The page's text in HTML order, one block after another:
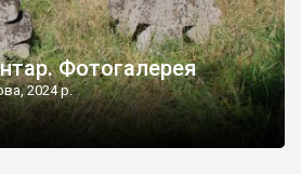
Фотогалерея
2024 р.